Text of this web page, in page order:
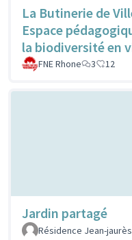
La Butinerie de
Espace
la biodiversité en
FNE Rhone 3 12
Jardin partagé
Résidence Jean-jaurès